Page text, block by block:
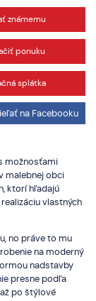
známemu
ponuku
splátka
na Facebooku
možnosťami
malebnej obci
ktorí hľadajú
vlastných
no práve to mu
na moderný
nadstavby
presne podľa
po štýlové